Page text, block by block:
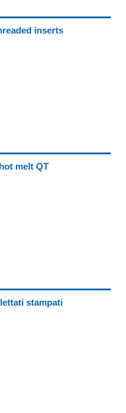
inserts
melt QT
stampati